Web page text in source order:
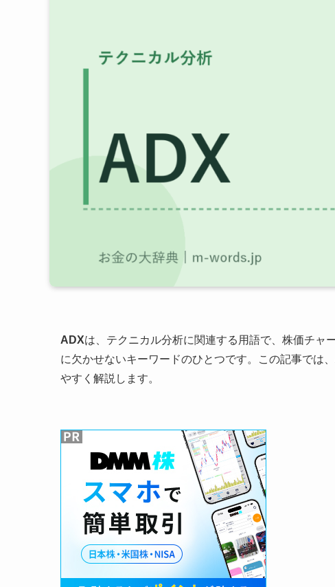
ADXは、テクニカル分析に関連する用語で、株価チャ
に欠かせないキーワードのひとつです。この記事では
やすく解説します。